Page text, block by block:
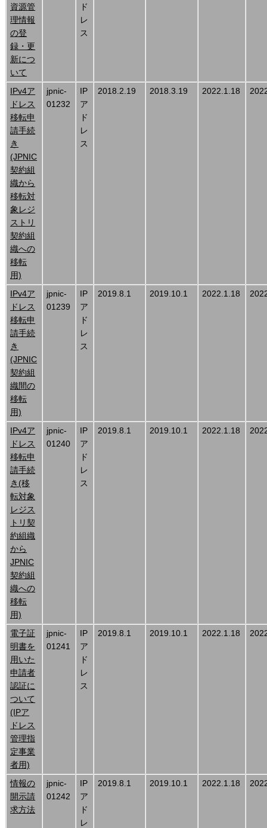
資源管
理情報
の登
録・更
新につ
いて
ド
レ
ス
IPv4ア
ドレス
移転申
請手続
き
(JPNIC
契約組
織から
移転対
象レジ
ストリ
契約組
織への
移転
用)
jpnic-
01232
IP
ア
ド
レ
ス
2018.2.19 2018.3.19 2022.1.18
IPv4ア
ドレス
移転申
請手続
き
(JPNIC
契約組
織間の
移転
用)
jpnic-
01239
IP
ア
ド
レ
ス
2019.8.1 2019.10.1 2022.1.18
IPv4ア
ドレス
移転申
請手続
き(移
転対象
レジス
トリ契
約組織
から
JPNIC
契約組
織への
移転
用)
jpnic-
01240
IP
ア
ド
レ
ス
2019.8.1 2019.10.1 2022.1.18
電子証
明書を
用いた
申請者
認証に
ついて
(IPア
ドレス
管理指
定事業
者用)
jpnic-
01241
IP
ア
ド
レ
ス
2019.8.1 2019.10.1 2022.1.18
情報の
開示請
求方法
jpnic-
01242
IP
ア
ド
レ
2019.8.1 2019.10.1 2022.1.18